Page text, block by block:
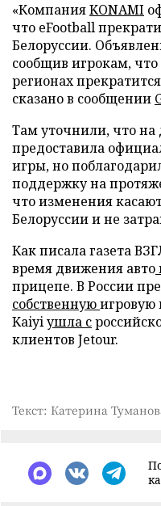
«КомпанияKONAMI
что eFootball
Белоруссии.
сообщив игрокам, что
регионах
сказано в сообщении
Там уточнили, что
предоставила
игры, но
поддержку на
что изменения
Белоруссии и не
Как писала газета
время движения авто
прицепе. В России
собственную
Kaiyiушла с
клиентов Jetour.
Текст: Катерина